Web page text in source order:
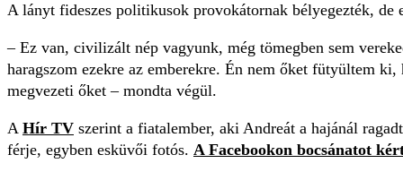
A lányt fideszes politikusok provokátornak bélyegezték,
– Ez van, civilizált nép vagyunk, még tömegben sem
haragszom ezekre az emberekre. Én nem őket fütyültem
megvezeti őket – mondta végül.
A Hír TV szerint a fiatalember, aki Andreát a hajánál
férje, egyben esküvői fotós. A Facebookon bocsánatot